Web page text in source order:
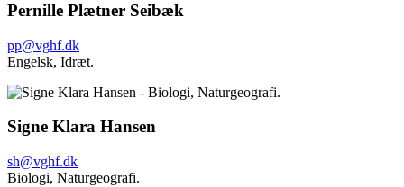
Pernille Plætner Seibæk
pp@vghf.dk
Engelsk, Idræt.
Signe Klara Hansen
sh@vghf.dk
Biologi, Naturgeografi.